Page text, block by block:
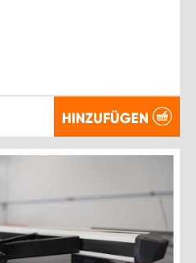
HINZUFÜGEN